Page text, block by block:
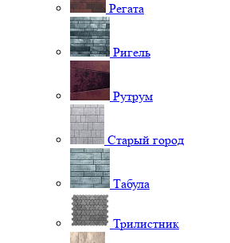
Регата
Ригель
Рутрум
Старый город
Табула
Трилистник